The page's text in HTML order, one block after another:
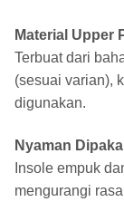
Material Upper
Terbuat dari
(sesuai varian),
digunakan.
Nyaman
Insole empuk
mengurangi